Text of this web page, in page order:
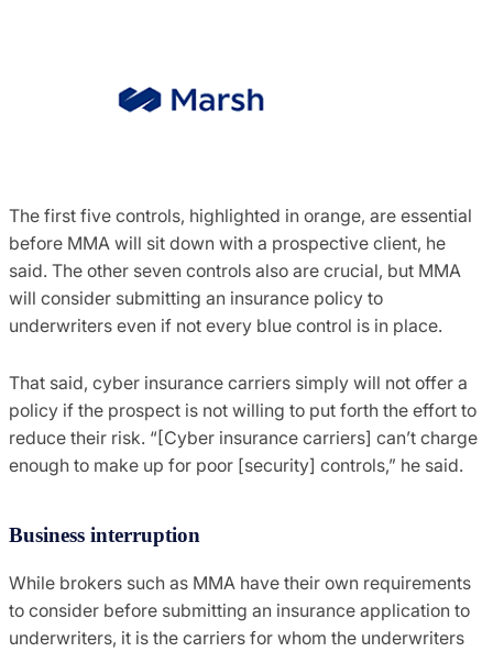
The first five controls, highlighted in orange, are essential
before MMA will sit down with a prospective client, he
said. The other seven controls also are crucial, but MMA
will consider submitting an insurance policy to
underwriters even if not every blue control is in place.
That said, cyber insurance carriers simply will not offer a
policy if the prospect is not willing to put forth the effort to
reduce their risk. “[Cyber insurance carriers] can’t charge
enough to make up for poor [security] controls,” he said.
Business interruption
While brokers such as MMA have their own requirements
to consider before submitting an insurance application to
underwriters, it is the carriers for whom the underwriters